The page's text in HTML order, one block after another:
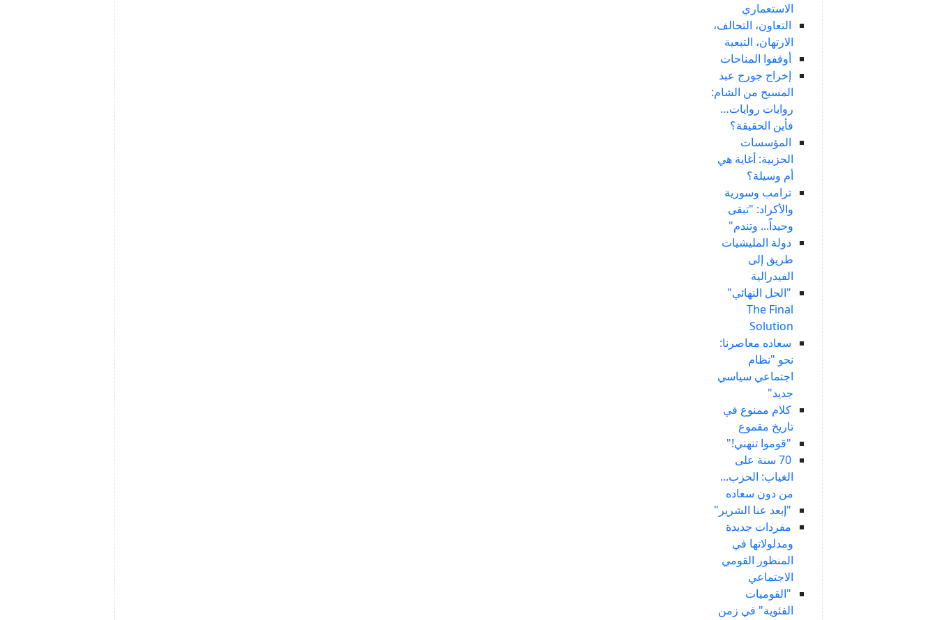
الاستعماري
التعاون، التحالف،
الارتهان، التبعية
أوقفوا المناحات
إخراج جورج عبد
المسيح من الشام:
روايات روايات…
فأين الحقيقة؟
المؤسسات
الحزبية: أغاية هي
أم وسيلة؟
ترامب وسورية
والأكراد: "تبقى
وحيداً... وتندم"
دولة المليشيات
طريق إلى
الفيدرالية
"الحل النهائي"
The Final
Solution
سعاده معاصرنا:
نحو "نظام
اجتماعي سياسي
جديد"
كلام ممنوع في
تاريخ مقموع
"قوموا تنهني!"
70 سنة على
الغياب: الحزب...
من دون سعاده
"إبعد عنا الشرير"
مفردات جديدة
ومدلولاتها في
المنظور القومي
الاجتماعي
"القوميات
الفئوية" في زمن